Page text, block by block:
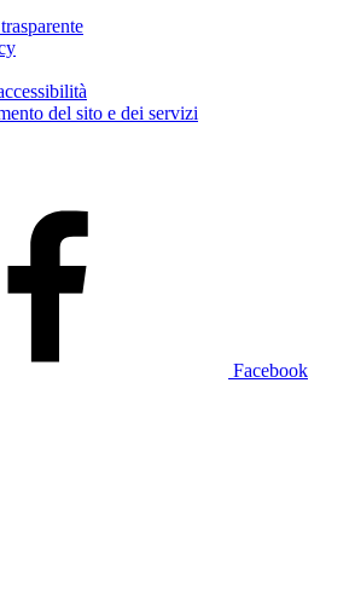
del sito e dei servizi
Facebook